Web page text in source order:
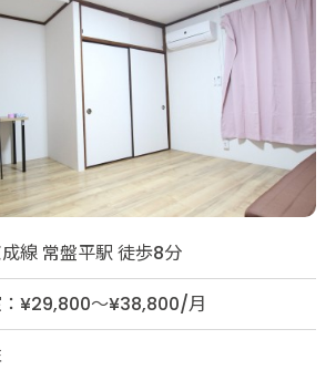
線 常盤平駅 徒歩8分
¥29,800～¥38,800/月